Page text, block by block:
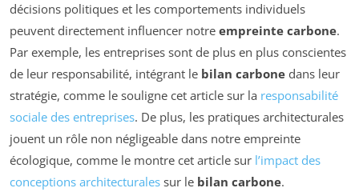
décisions politiques et les comportements individuels
peuvent directement influencer notre empreinte carbone.
Par exemple, les entreprises sont de plus en plus conscientes
de leur responsabilité, intégrant le bilan carbone dans leur
stratégie, comme le souligne cet article sur la responsabilité
sociale des entreprises. De plus, les pratiques architecturales
jouent un rôle non négligeable dans notre empreinte
écologique, comme le montre cet article sur l’impact des
conceptions architecturales sur le bilan carbone.